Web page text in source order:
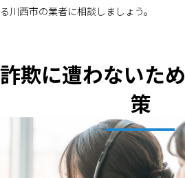
る川西市の業者に相談しましょう。
詐欺に遭わないた
策